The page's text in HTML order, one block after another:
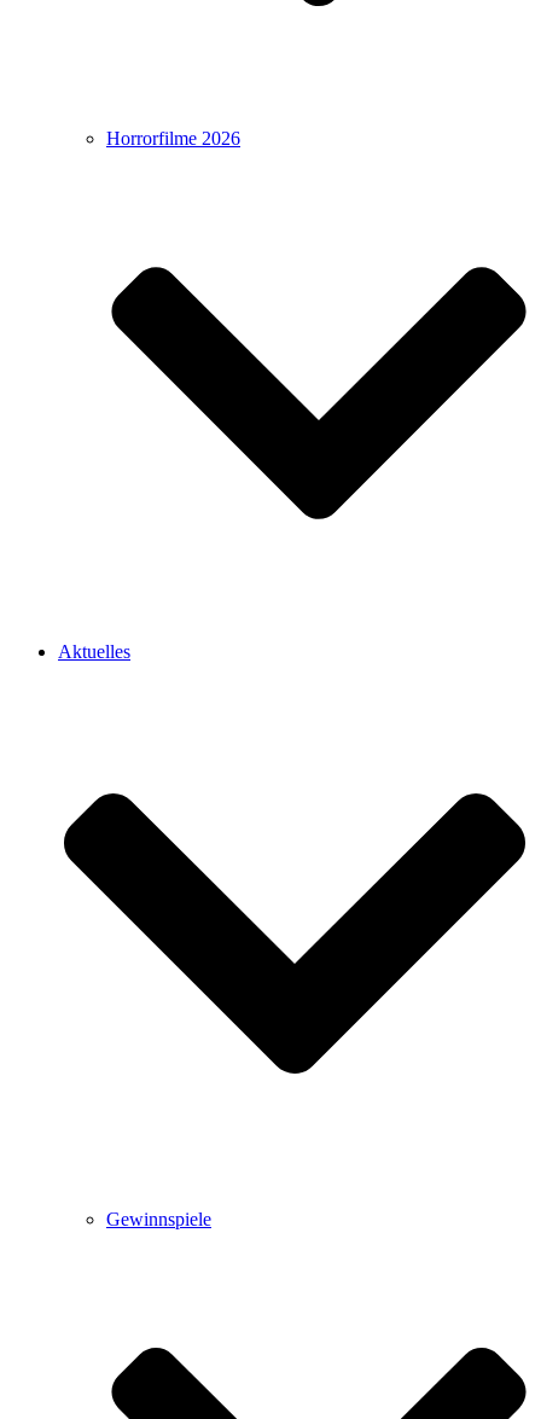
Horrorfilme 2026
Aktuelles
Gewinnspiele